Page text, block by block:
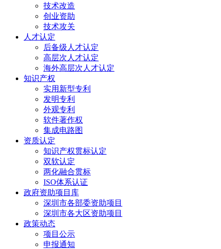
技术改造
创业资助
技术攻关
人才认定
后备级人才认定
高层次人才认定
海外高层次人才认定
知识产权
实用新型专利
发明专利
外观专利
软件著作权
集成电路图
资质认定
知识产权贯标认定
双软认定
两化融合贯标
ISO体系认证
政府资助项目库
深圳市各部委资助项目
深圳市各大区资助项目
政策动态
项目公示
申报通知